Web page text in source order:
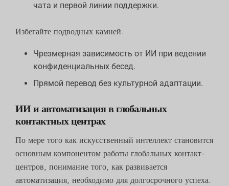
чата и первой линии поддержки.
Избегайте подводных камней:
Чрезмерная зависимость от ИИ при ведении
конфиденциальных бесед.
Прямой перевод без культурной адаптации.
ИИ и автоматизация в глобальных
контактных центрах
По мере того как искусственный интеллект становится
основным компонентом работы глобальных контакт-
центров, понимание того, как развивается
автоматизация, необходимо для долгосрочного успеха.